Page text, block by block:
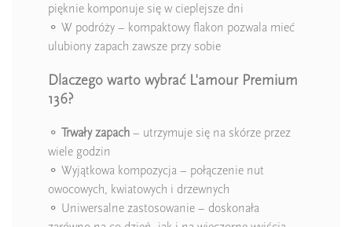
pięknie komponuje się w cieplejsze dni
⚬ W podróży – kompaktowy flakon pozwala mieć
ulubiony zapach zawsze przy sobie
Dlaczego warto wybrać L'amour Premium
136?
⚬ Trwały zapach – utrzymuje się na skórze przez
wiele godzin
⚬ Wyjątkowa kompozycja – połączenie nut
owocowych, kwiatowych i drzewnych
⚬ Uniwersalne zastosowanie – doskonała